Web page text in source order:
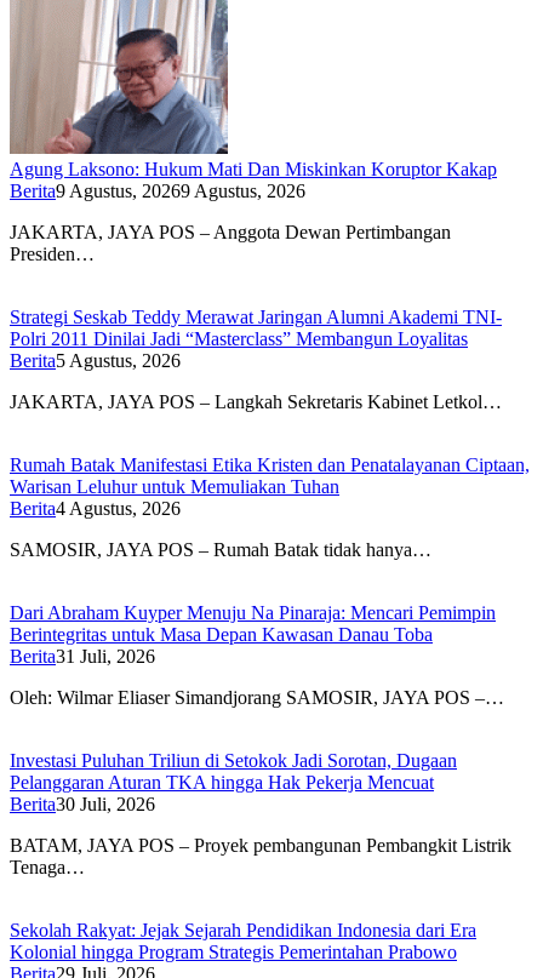
Agung Laksono: Hukum Mati Dan Miskinkan Koruptor Kakap
Berita9 Agustus, 20269 Agustus, 2026
JAKARTA, JAYA POS – Anggota Dewan Pertimbangan
Presiden…
Strategi Seskab Teddy Merawat Jaringan Alumni Akademi TNI-
Polri 2011 Dinilai Jadi “Masterclass” Membangun Loyalitas
Berita5 Agustus, 2026
JAKARTA, JAYA POS – Langkah Sekretaris Kabinet Letkol…
Rumah Batak Manifestasi Etika Kristen dan Penatalayanan Ciptaan,
Warisan Leluhur untuk Memuliakan Tuhan
Berita4 Agustus, 2026
SAMOSIR, JAYA POS – Rumah Batak tidak hanya…
Dari Abraham Kuyper Menuju Na Pinaraja: Mencari Pemimpin
Berintegritas untuk Masa Depan Kawasan Danau Toba
Berita31 Juli, 2026
Oleh: Wilmar Eliaser Simandjorang SAMOSIR, JAYA POS –…
Investasi Puluhan Triliun di Setokok Jadi Sorotan, Dugaan
Pelanggaran Aturan TKA hingga Hak Pekerja Mencuat
Berita30 Juli, 2026
BATAM, JAYA POS – Proyek pembangunan Pembangkit Listrik
Tenaga…
Sekolah Rakyat: Jejak Sejarah Pendidikan Indonesia dari Era
Kolonial hingga Program Strategis Pemerintahan Prabowo
Berita29 Juli, 2026